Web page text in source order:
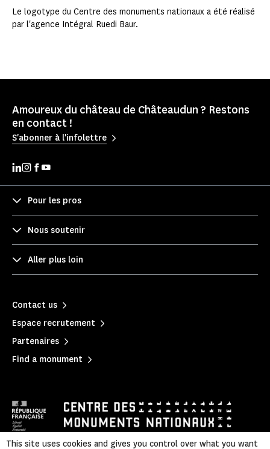
Le logotype du Centre des monuments nationaux a été réalisé
par l'agence Intégral Ruedi Baur.
Amoureux du château de Châteaudun ? Restons
en contact !
S'abonner à l'infolettre
Pour les pros
Nous soutenir
Aller plus loin
Contact us
Espace recrutement
Partenaires
Find a monument
This site uses cookies and gives you control over what you want